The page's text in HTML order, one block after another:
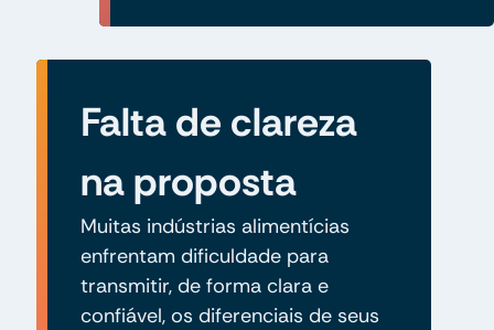
Falta de clareza
na proposta
Muitas indústrias alimentícias
enfrentam dificuldade para
transmitir, de forma clara e
confiável, os diferenciais de seus